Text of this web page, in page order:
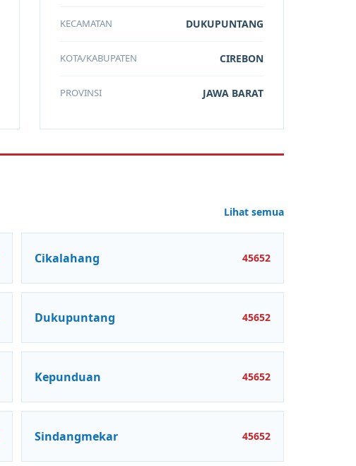
KECAMATAN DUKUPUNTANG
KOTA/KABUPATEN CIREBON
PROVINSI JAWA BARAT
Lihat semua
Cikalahang 45652
Dukupuntang 45652
Kepunduan 45652
Sindangmekar 45652